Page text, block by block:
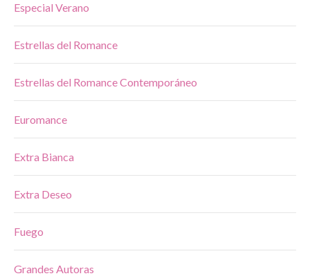
Especial Verano
Estrellas del Romance
Estrellas del Romance Contemporáneo
Euromance
Extra Bianca
Extra Deseo
Fuego
Grandes Autoras